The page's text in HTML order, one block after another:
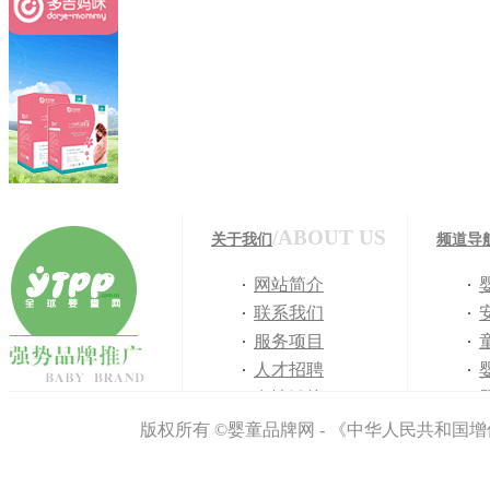
关于我们/ABOUT US
网站简介
联系我们
服务项目
人才招聘
免责声明
频道导
版权所有 ©婴童品牌网 - 《中华人民共和国